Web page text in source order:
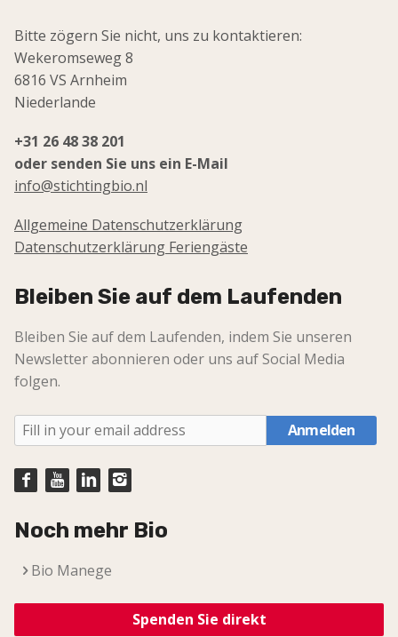
Bitte zögern Sie nicht, uns zu kontaktieren:
Wekeromseweg 8
6816 VS Arnheim
Niederlande
+31 26 48 38 201
oder senden Sie uns ein E-Mail
info@stichtingbio.nl
Allgemeine Datenschutzerklärung
Datenschutzerklärung Feriengäste
Bleiben Sie auf dem Laufenden
Bleiben Sie auf dem Laufenden, indem Sie unseren
Newsletter abonnieren oder uns auf Social Media
folgen.
Anmelden
Noch mehr Bio
Bio Manege
Spenden Sie direkt